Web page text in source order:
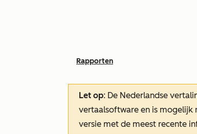
Rapporten
Let op: De Nederlandse
vertaalsoftware en is mogelijk
versie met de meest recente